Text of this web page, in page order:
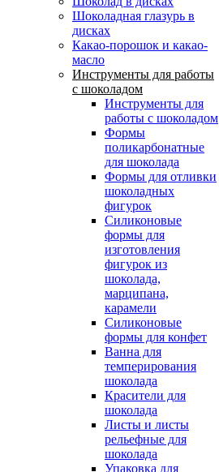
Шоколадная глазурь в
дисках
Какао-порошок и какао-
масло
Инструменты для работы
с шоколадом
Инструменты для
работы с шоколадом
Формы
поликарбонатные
для шоколада
Формы для отливки
шоколадных
фигурок
Силиконовые
формы для
изготовления
фигурок из
шоколада,
марципана,
карамели
Силиконовые
формы для конфет
Ванна для
темперирования
шоколада
Красители для
шоколада
Листы и листы
рельефные для
шоколада
Упаковка для